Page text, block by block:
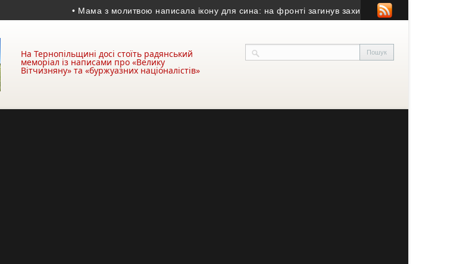
• Мама з молитвою написала ікону для сина: на фронті загинув захисник із Тернополя
На Тернопільщині досі стоїть радянський
меморіал із написами про «Велику
Вітчизняну» та «буржуазних націоналістів»